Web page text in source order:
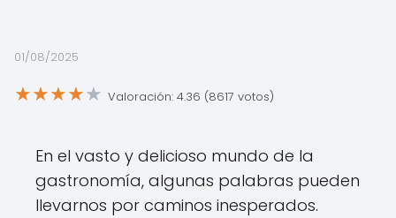
01/08/2025
★★★★★ Valoración: 4.36 (8617 votos)
En el vasto y delicioso mundo de la
gastronomía, algunas palabras pueden
llevarnos por caminos inesperados.